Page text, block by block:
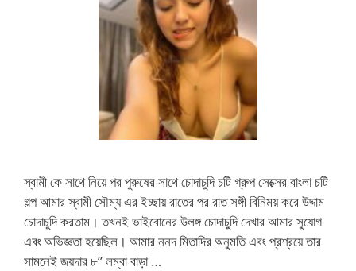
স্বামী কে সাথে নিয়ে পর পুরুষের সাথে চোদাচুদি চটি গ্রুপ সেক্সের বাংলা চটি
গল্প আমার স্বামী সৌম্য এর ইচ্ছায় রাতের পর রাত সঙ্গী বিনিময় করে উদ্দাম
চোদাচুদি করতাম। তখনই ভাইবোনের উলঙ্গ চোদাচুদি দেখার আমার সুযোগ
এবং অভিজ্ঞতা হয়েছিল। আমার ননদ মিতাদির অনুমতি এবং প্রশ্রয়ে তার
সামনেই জয়দার ৮” লম্বা বাড়া …